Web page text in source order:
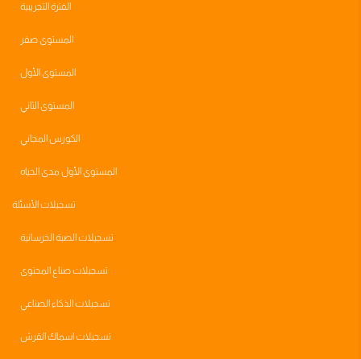
الفترة التجريبية
المستوى صفر
المستوى الأول
المستوى الثاني
الكورس المجاني
المستوى الأول مدى الحياه
تسجيلات الأسئلة
تسجيلات الصبة الخرسانية
تسجيلات صناع المحتوى
تسجيلات الذكاء الصناعي
تسجيلات اسماك القرش